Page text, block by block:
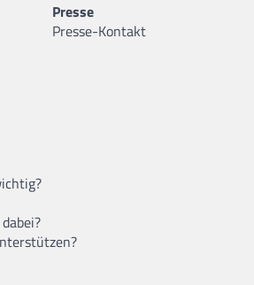
Presse
Presse-Kontakt